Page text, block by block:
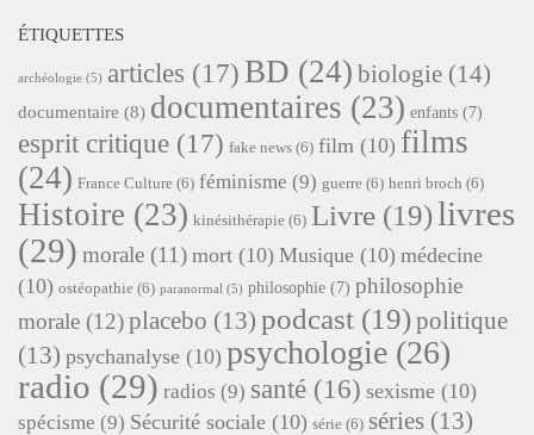
ÉTIQUETTES
archéologie (5) articles (17) BD (24) biologie (14)
documentaire (8) documentaires (23) enfants (7)
esprit critique (17) fake news (6) film (10) films
(24) France Culture (6) féminisme (9) guerre (6) henri broch (6)
Histoire (23) kinésithérapie (6) Livre (19)livres
(29) morale (11) mort (10) Musique (10) médecine
(10) ostéopathie (6) paranormal (5) philosophie (7) philosophie
morale (12)placebo (13) podcast (19)politique
(13) psychanalyse (10) psychologie (26)
radio (29) radios (9) santé (16) sexisme (10)
spécisme (9) Sécurité sociale (10) série (6) séries (13)